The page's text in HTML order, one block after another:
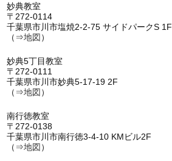
妙典教室
〒272-0114
千葉県市川市塩焼2-2-75 サイドパークS 1F
（⇒地図 ）
妙典5丁目教室
〒272-0111
千葉県市川市妙典5-17-19 2F
（⇒地図 ）
南行徳教室
〒272-0138
千葉県市川市南行徳3-4-10 KMビル2F
（⇒地図 ）